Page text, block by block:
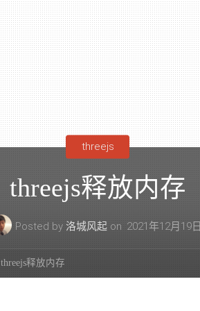
threejs释放内存
Posted by 洛城风起 on 2021年12月19日
threejs
threejs释放内存